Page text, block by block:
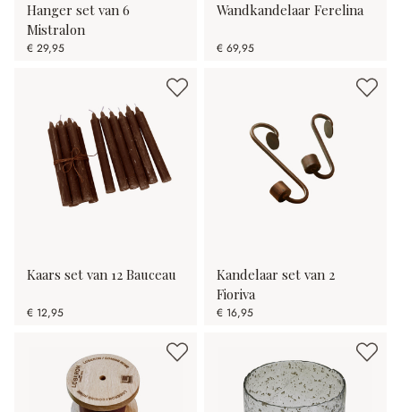
Hanger set van 6
Mistralon
€ 29,95
Wandkandelaar Ferelina
€ 69,95
Kaars set van 12 Bauceau
€ 12,95
Kandelaar set van 2
Fioriva
€ 16,95